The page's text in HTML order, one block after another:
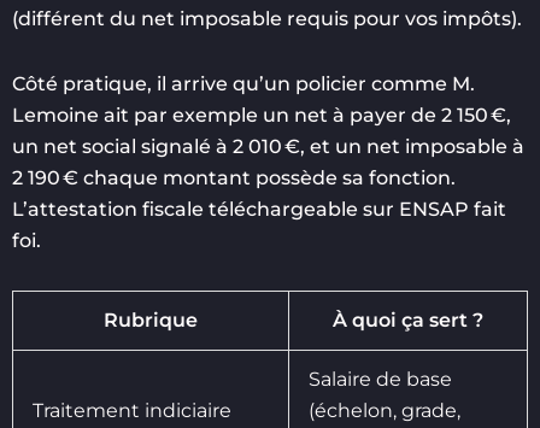
(différent du net imposable requis pour vos impôts).
Côté pratique, il arrive qu’un policier comme M.
Lemoine ait par exemple un net à payer de 2 150 €,
un net social signalé à 2 010 €, et un net imposable à
2 190 € chaque montant possède sa fonction.
L’attestation fiscale téléchargeable sur ENSAP fait
foi.
Rubrique À quoi ça sert ?
Traitement indiciaire
Salaire de base
(échelon, grade,